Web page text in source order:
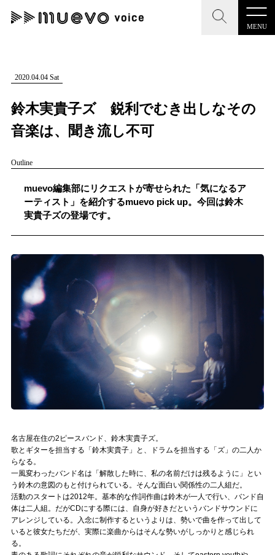
MENU
CLOSE
記事を検索する
人気ワード
#男性SSW #ポップス #女性SSW #ロック
#男性シンガー #HR/HM
CLOSE
"読者の声を形にする”音楽特化メディア
MENU
記事一覧
プレスリリース一覧
会社概要
お問い合わせ
記事リクエスト
ログイン
muevoクラウドファンディング
muevoコミュニティ
ぶいクラ！by muevo
ぶいコミュ！by muevo
ぶいマガ！ by muevo
Follow us
Official SNS
2020.04.04 Sat
鈴木実貴子ズ 鋭利でむき出しなその
音楽は、聞き流し不可
Outline
muevo編集部にリクエストが寄せられた「気になるア
ーティスト」を紹介するmuevo pick up。今回は鈴木
実貴子ズの登場です。
名古屋在住の2ピースバンド、鈴木実貴子ズ。
歌とギターを担当する「鈴木実貴子」と、ドラムを担当する「ズ」の二人か
らなる。
一風変わったバンド名は「解散した時に、私の名前だけは残るように」とい
う鈴木の意図のもと付けられている。そんな面白い関係性の二人組だ。
活動のスタートは2012年。基本的な作詞作曲は鈴木が一人で行い、バンド自
体は二人組。だがCDにする際には、自身が好きだというバンドサウンドに
アレンジしている。入念に制作するというよりは、勢いで曲を作って出して
いると彼女たちだが、実際に楽曲からはそんな勢いがしっかりと感じられ
る。